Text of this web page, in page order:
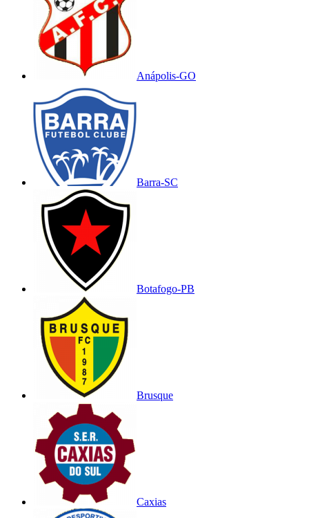
Anápolis-GO
Barra-SC
Botafogo-PB
Brusque
Caxias